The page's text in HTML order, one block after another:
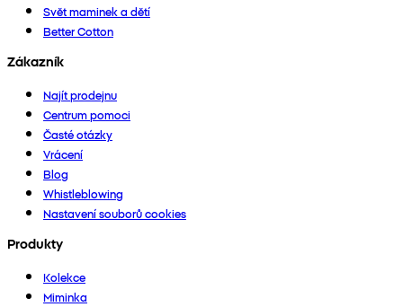
Svět maminek a dětí
Better Cotton
Zákazník
Najít prodejnu
Centrum pomoci
Časté otázky
Vrácení
Blog
Whistleblowing
Nastavení souborů cookies
Produkty
Kolekce
Miminka